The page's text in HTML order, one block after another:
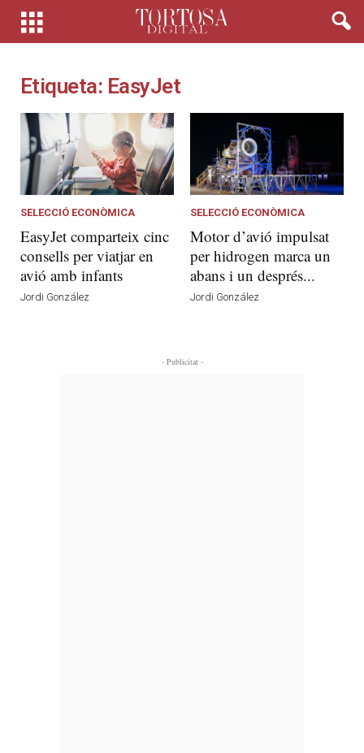
Etiqueta: EasyJet
SELECCIÓ ECONÒMICA
EasyJet comparteix cinc
consells per viatjar en
avió amb infants
Jordi González
SELECCIÓ ECONÒMICA
Motor d’avió impulsat
per hidrogen marca un
abans i un després...
Jordi González
- Publicitat -